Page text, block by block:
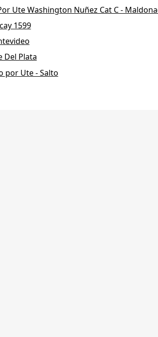
Ute Washington Nuñez Cat C -
1599
Del Plata
por Ute - Salto